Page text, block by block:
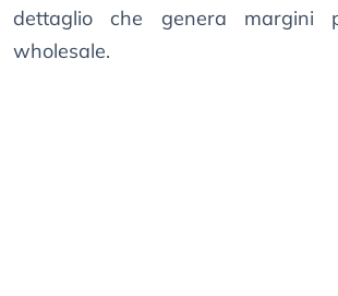
dettaglio che genera margini
wholesale.